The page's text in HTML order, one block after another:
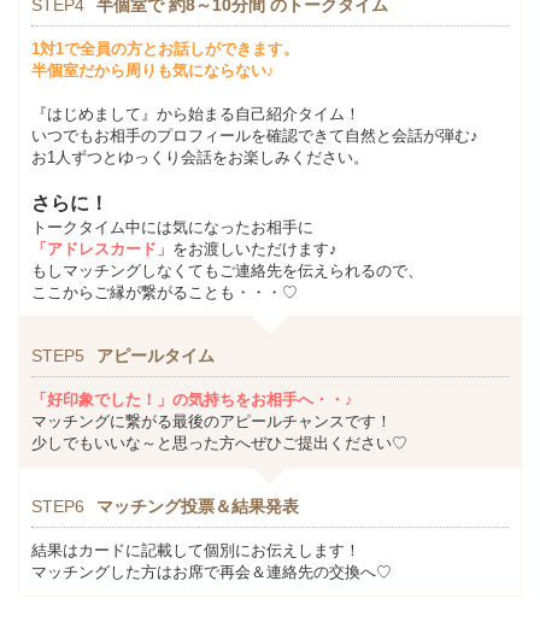
STEP4 半個室で 約8～10分間 のトークタイム
1対1で全員の方とお話しができます。
半個室だから周りも気にならない♪
『はじめまして』から始まる自己紹介タイム！
いつでもお相手のプロフィールを確認できて自然と会話が弾む♪
お1人ずつとゆっくり会話をお楽しみください。
さらに！
トークタイム中には気になったお相手に
「アドレスカード」 をお渡しいただけます♪
もしマッチングしなくてもご連絡先を伝えられるので、
ここからご縁が繋がることも・・・♡
STEP5 アピールタイム
「好印象でした！」の気持ちをお相手へ・・♪
マッチングに繋がる最後のアピールチャンスです！
少しでもいいな～と思った方へぜひご提出ください♡
STEP6 マッチング投票＆結果発表
結果はカードに記載して個別にお伝えします！
マッチングした方はお席で再会＆連絡先の交換へ♡